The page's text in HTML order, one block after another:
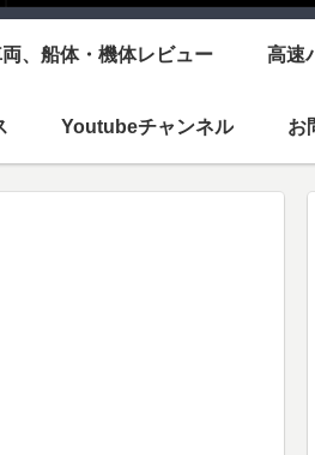
、船体・機体レビュー 高速
Youtubeチャンネル お